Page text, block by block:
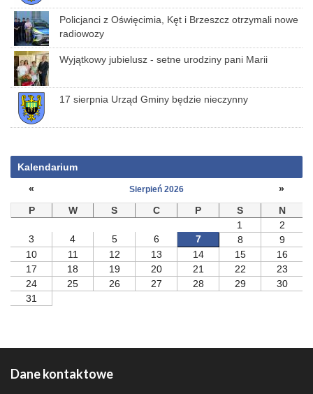
Policjanci z Oświęcimia, Kęt i Brzeszcz otrzymali nowe
radiowozy
Wyjątkowy jubielusz - setne urodziny pani Marii
17 sierpnia Urząd Gminy będzie nieczynny
Kalendarium
«
Sierpień 2026
»
P
W S C P S
N
1
2
3
4 5 6 7 8
9
10
11 12 13 14 15
16
17
18 19 20 21 22
23
24
25 26 27 28 29
30
31
Dane kontaktowe